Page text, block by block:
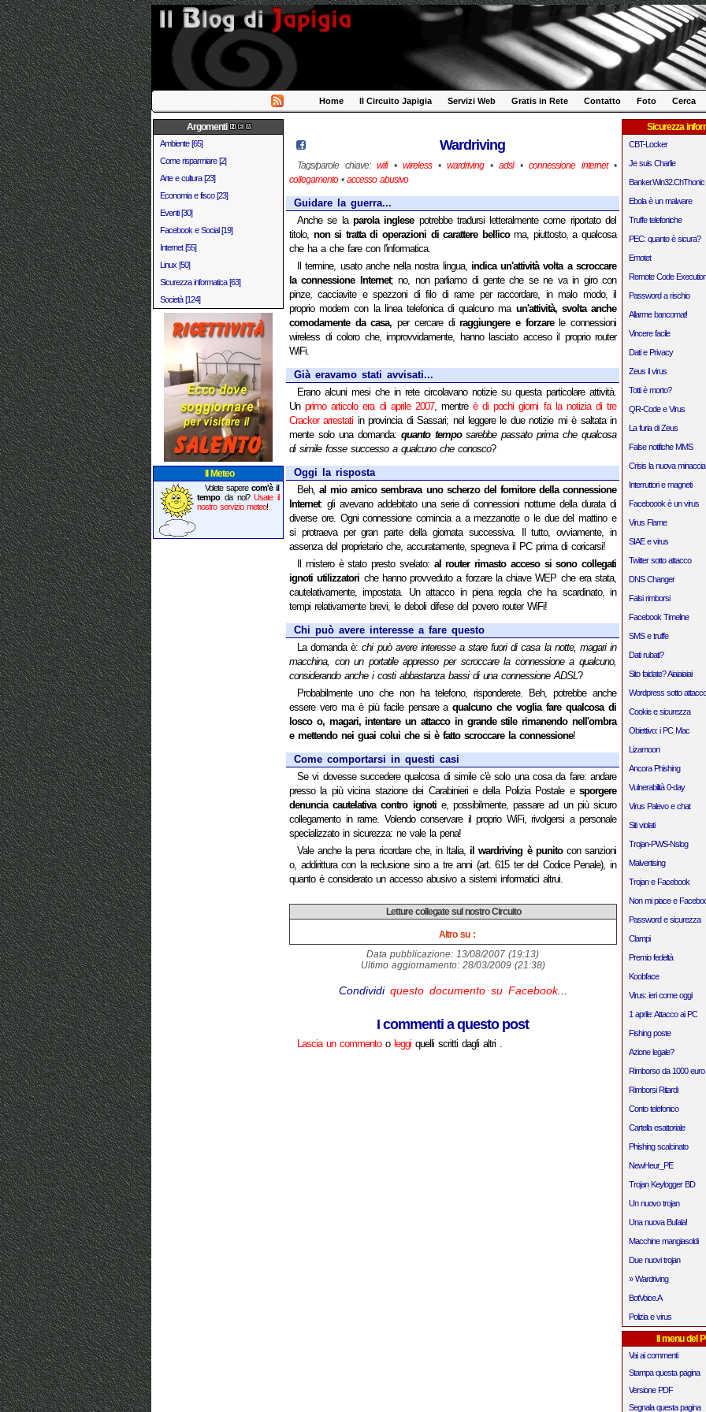
Home Il Circuito Japigia Servizi Web Gratis in Rete Contatto Foto Cerca
Argomenti
Ambiente [65]
Come risparmiare [2]
Arte e cultura [23]
Economia e fisco [23]
Eventi [30]
Facebook e Social [19]
Internet [55]
Linux [50]
Sicurezza informatica [63]
Società [124]
Il Meteo
Volete sapere com'è il
tempoda noi?Usate il
nostro servizio meteo!
Wardriving
Tags/parole chiave: wifi• wireless• wardriving• adsl• connessione internet•
collegamento• accesso abusivo
Guidare la guerra...
Anche se la parola inglesepotrebbe tradursi letteralmente come riportato del
titolo, non si tratta di operazioni di carattere bellicoma, piuttosto, a qualcosa
che ha a che fare con l'informatica.
Il termine, usato anche nella nostra lingua, indica un'attività volta a scroccare
la connessione Internet; no, non parliamo di gente che se ne va in giro con
pinze, cacciavite e spezzoni di filo di rame per raccordare, in malo modo, il
proprio modem con la linea telefonica di qualcuno ma un'attività, svolta anche
comodamente da casa, per cercare diraggiungere e forzarele connessioni
wireless di coloro che, improvvidamente, hanno lasciato acceso il proprio router
WiFi.
Già eravamo stati avvisati...
Erano alcuni mesi che in rete circolavano notizie su questa particolare attività.
Unprimo articolo era di aprile 2007, mentre è di pochi giorni fa la notizia di tre
Cracker arrestati in provincia di Sassari; nel leggere le due notizie mi è saltata in
mente solo una domanda: quanto temposarebbe passato prima che qualcosa
di simile fosse successo a qualcuno che conosco?
Oggi la risposta
Beh,al mio amico sembrava uno scherzo del fornitore della connessione
Internet: gli avevano addebitato una serie di connessioni notturne della durata di
diverse ore. Ogni connessione comincia a a mezzanotte o le due del mattino e
si protraeva per gran parte della giornata successiva. Il tutto, ovviamente, in
assenza del proprietario che, accuratamente, spegneva il PC prima di coricarsi!
Il mistero è stato presto svelato: al router rimasto acceso si sono collegati
ignoti utilizzatori che hanno provveduto a forzare la chiave WEP che era stata,
cautelativamente, impostata. Un attacco in piena regola che ha scardinato, in
tempi relativamente brevi, le deboli difese del povero router WiFi!
Chi può avere interesse a fare questo
La domanda è:chi può avere interesse a stare fuori di casa la notte, magari in
macchina, con un portatile appresso per scroccare la connessione a qualcuno,
considerando anche i costi abbastanza bassi di una connessione ADSL?
Probabilmente uno che non ha telefono, risponderete. Beh, potrebbe anche
essere vero ma è più facile pensare aqualcuno che voglia fare qualcosa di
losco o, magari, intentare un attacco in grande stile rimanendo nell'ombra
e mettendo nei guai colui che si è fatto scroccare la connessione!
Come comportarsi in questi casi
Se vi dovesse succedere qualcosa di simile c'è solo una cosa da fare: andare
presso la più vicina stazione dei Carabinieri e della Polizia Postale e sporgere
denuncia cautelativa contro ignotie, possibilmente, passare ad un più sicuro
collegamento in rame. Volendo conservare il proprio WiFi, rivolgersi a personale
specializzato in sicurezza: ne vale la pena!
Vale anche la pena ricordare che, in Italia,il wardriving è punitocon sanzioni
o, addirittura con la reclusione sino a tre anni (art. 615 ter del Codice Penale), in
quanto è considerato un accesso abusivo a sistemi informatici altrui.
Letture collegate sul nostro Circuito
Altro su :
Data pubblicazione: 13/08/2007 (19:13)
Ultimo aggiornamento: 28/03/2009 (21:38)
Condividi questo documento su Facebook...
I commenti a questo post
Lascia un commentoo leggi quelli scritti dagli altri .
Sicurezza
CBT-Locker
Je suis Charlie
Banker.Win32.ChThonic
Ebola è un malware
Truffe telefoniche
PEC: quanto è sicura?
Emotet
Remote Code Execution
Password a rischio
Allarme bancomat!
Vincere facile
Dati e Privacy
Zeus il virus
Totti è morto?
QR-Code e Virus
La furia di Zeus
False notifiche MMS
Crisis la nuova minaccia
Interruttori e magneti
Faceboook è un virus
Virus Flame
SIAE e virus
Twitter sotto attacco
DNS Changer
Falsi rimborsi
Facebook Timeline
SMS e truffe
Dati rubati?
Sito faidate? Aiaiaiaiai
Wordpress sotto attacco
Cookie e sicurezza
Obiettivo: i PC Mac
Lizamoon
Ancora Phishing
Vulnerabilità 0-day
Virus Palevo e chat
Siti violati
Trojan-PWS-Nslog
Malvertising
Trojan e Facebook
Non mi piace e
Password e sicurezza
Clampi
Premio fedeltà
Koobface
Virus: ieri come oggi
1 aprile: Attacco ai PC
Fishing poste
Azione legale?
Rimborso da 1000 euro
Rimborsi Ritardi
Conto telefonico
Cartella esattoriale
Phishing scalcinato
NewHeur_PE
Trojan Keylogger BD
Un nuovo trojan
Una nuova Bufala!
Macchine mangiasoldi
Due nuovi trojan
» Wardriving
BotVoice.A
Polizia e virus
Il menu del
Vai ai commenti
Stampa questa pagina
Versione PDF
Segnala questa pagina